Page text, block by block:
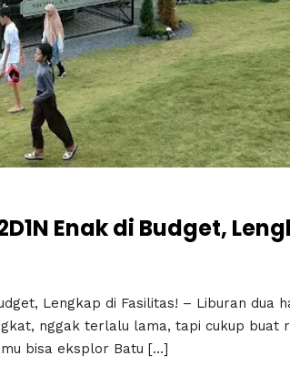
Enak di Budget,
Lengkap di Fasilitas! – Liburan dua
nggak terlalu lama, tapi cukup buat
bisa eksplor Batu […]